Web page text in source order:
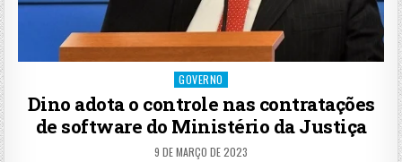
Posted
in
GOVERNO
Dino adota o controle nas contratações
de software do Ministério da Justiça
9 DE MARÇO DE 2023